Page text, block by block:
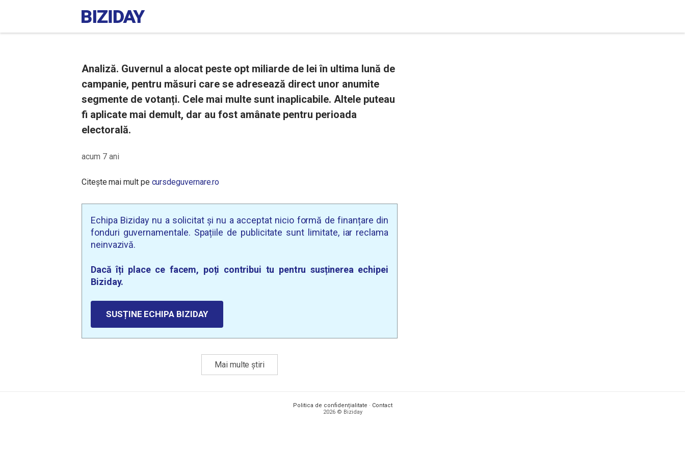
Analiză. Guvernul a alocat peste opt miliarde de lei în ultima lună de
campanie, pentru măsuri care se adresează direct unor anumite
segmente de votanți. Cele mai multe sunt inaplicabile. Altele puteau
fi aplicate mai demult, dar au fost amânate pentru perioada
electorală.
acum 7 ani
Citește mai mult pe cursdeguvernare.ro
Echipa Biziday nu a solicitat și nu a acceptat nicio formă de finanțare din
fonduri guvernamentale. Spațiile de publicitate sunt limitate, iar reclama
neinvazivă.
Dacă îți place ce facem, poți contribui tu pentru susținerea echipei
Biziday.
SUSȚINE ECHIPA BIZIDAY
Mai multe știri
Politica de confidențialitate · Contact
2026 © Biziday